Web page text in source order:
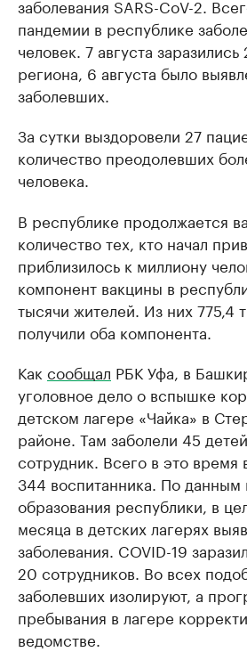
заболевания SARS-CoV-2.
пандемии в республике
человек. 7 августа
региона, 6 августа было
заболевших.
За сутки выздоровели 27
количество преодолевших
человека.
В республике продолжается
количество тех, кто начал
приблизилось к миллиону
компонент вакцины в
тысячи жителей. Из них 775,4
получили оба компонента.
Как сообщал РБК Уфа, в
уголовное дело о вспышке
детском лагере «Чайка» в
районе. Там заболели 45
сотрудник. Всего в это время
344 воспитанника. По данным
образования республики, в
месяца в детских лагерях
заболевания. COVID-19
20 сотрудников. Во всех
заболевших изолируют, а
пребывания в лагере
ведомстве.